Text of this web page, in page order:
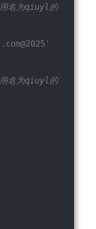
名为qiuyl的
名为qiuyl的